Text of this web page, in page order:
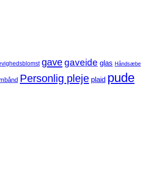
gavegaveide glas Håndsæbe
Personlig pleje plaid pude